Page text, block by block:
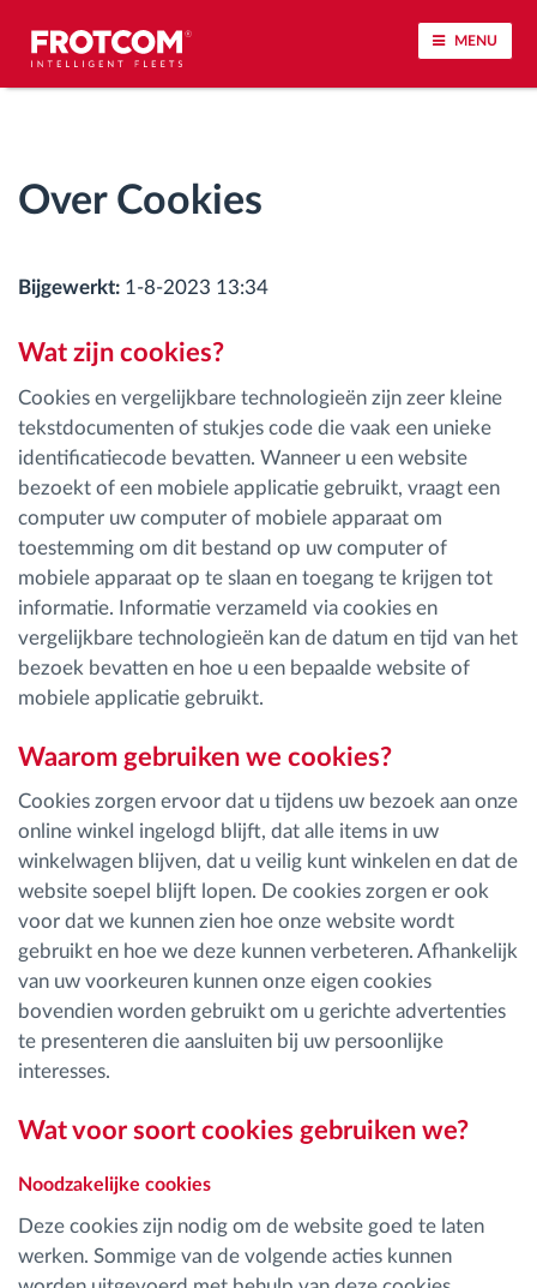
MENU
Rijgedrag analyse
Downloaden van tachograaf op afstand
Toegangsbeheer
Brandstofbeheer
Routeplanning en -monitoring
Automatische bestuurdersidentificatie
Hoe we de noden van elke vlootactiviteit
oplossen
Besparingscalculator
Over Cookies
Bijgewerkt: 1-8-2023 13:34
Wat zijn cookies?
Cookies en vergelijkbare technologieën zijn zeer kleine
tekstdocumenten of stukjes code die vaak een unieke
identificatiecode bevatten. Wanneer u een website
bezoekt of een mobiele applicatie gebruikt, vraagt een
computer uw computer of mobiele apparaat om
toestemming om dit bestand op uw computer of
mobiele apparaat op te slaan en toegang te krijgen tot
informatie. Informatie verzameld via cookies en
vergelijkbare technologieën kan de datum en tijd van het
bezoek bevatten en hoe u een bepaalde website of
mobiele applicatie gebruikt.
Waarom gebruiken we cookies?
Cookies zorgen ervoor dat u tijdens uw bezoek aan onze
online winkel ingelogd blijft, dat alle items in uw
winkelwagen blijven, dat u veilig kunt winkelen en dat de
website soepel blijft lopen. De cookies zorgen er ook
voor dat we kunnen zien hoe onze website wordt
gebruikt en hoe we deze kunnen verbeteren. Afhankelijk
van uw voorkeuren kunnen onze eigen cookies
bovendien worden gebruikt om u gerichte advertenties
te presenteren die aansluiten bij uw persoonlijke
interesses.
Wat voor soort cookies gebruiken we?
Noodzakelijke cookies
Deze cookies zijn nodig om de website goed te laten
werken. Sommige van de volgende acties kunnen